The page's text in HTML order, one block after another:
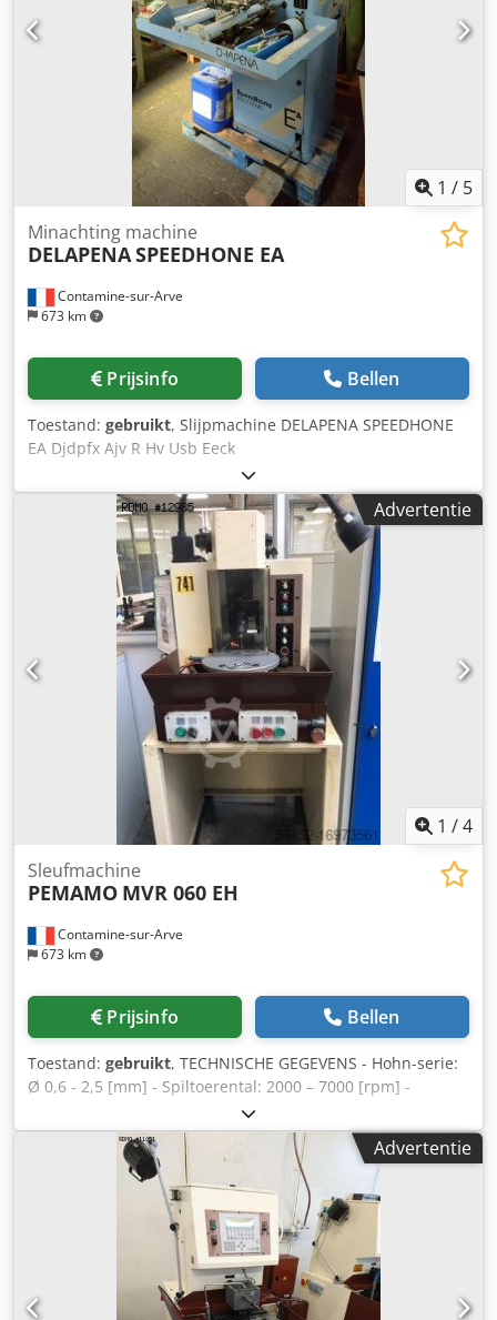
1 / 5
Contamine-sur-Arve
673 km
Minachting machine
DELAPENASPEEDHONE EA
Prijsinfo Bellen
Toestand: gebruikt, Slijpmachine DELAPENA SPEEDHONE
EA Djdpfx Ajv R Hv Usb Eeck
Advertentie
1 /4
Contamine-sur-Arve
673 km
Sleufmachine
PEMAMO MVR 060 EH
Prijsinfo Bellen
Toestand: gebruikt, TECHNISCHE GEGEVENS - Hohn-serie:
Ø 0,6 - 2,5 [mm] - Spiltoerental: 2000 – 7000 [rpm] -
Motorspindel: 100 [kw] - Afmetingen tafel: 100 x 100 [mm]
- Olietank met pomp: 12 [l] - Gewicht: 160 [kg] -
Afmetingen: 650 x 500 x 700 [mm] ACCESSOIRES
Dcsdpfxsug U D He Ab Ejk - Plaat 2 posities - Frames met
Advertentie